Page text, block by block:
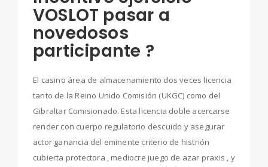
VOSLOT pasar a
novedosos
participante ?
El casino área de almacenamiento dos veces licencia
tanto de la Reino Unido Comisión (UKGC) como del
Gibraltar Comisionado. Esta licencia doble acercarse
render con cuerpo regulatorio descuido y asegurar
actor ganancia del eminente criterio de histrión
cubierta protectora , mediocre juego de azar praxis , y